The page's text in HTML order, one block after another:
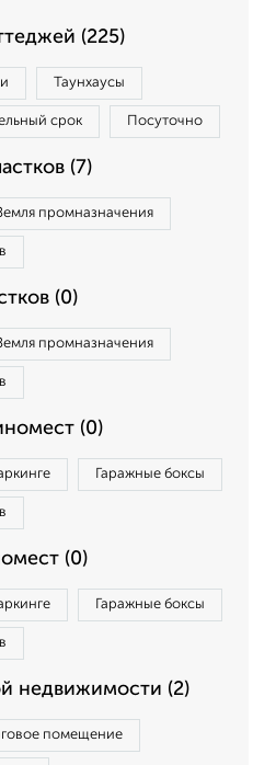
(225)
Таунхаусы
срок Посуточно
(7)
промназначения
(0)
промназначения
(0)
Гаражные боксы
(0)
Гаражные боксы
недвижимости (2)
помещение